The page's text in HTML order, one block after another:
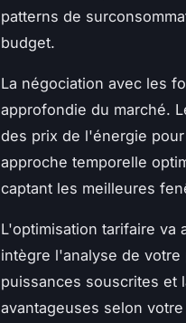
patterns de
budget.
La négociation avec les
approfondie du marché.
des prix de l'énergie
approche temporelle
captant les meilleures
L'optimisation tarifaire va
intègre l'analyse de
puissances souscrites et
avantageuses selon